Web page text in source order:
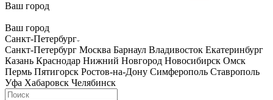
Ваш город
Ваш город
Санкт-Петербург
Санкт-Петербург Москва Барнаул Владивосток Екатеринбург
Казань Краснодар Нижний Новгород Новосибирск Омск
Пермь Пятигорск Ростов-на-Дону Симферополь Ставрополь
Уфа Хабаровск Челябинск